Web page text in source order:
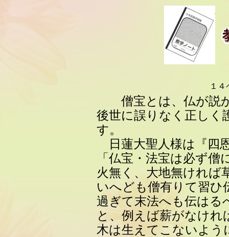
１
僧宝とは、仏が説か
後世に誤りなく正しく
す。
日蓮大聖人様は『四
「仏宝・法宝は必ず
火無く、大地無ければ
いへども僧有りて習ひ
過ぎて末法へも伝はる
と、例えば薪がなけれ
木は生えてこないよう